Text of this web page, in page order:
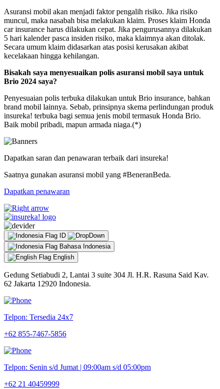
Asuransi mobil akan menjadi faktor pengalih risiko. Jika risiko
muncul, maka nasabah bisa melakukan klaim. Proses klaim Honda
car insurance harus dilakukan cepat. Jika pengurusannya dilakukan
5 hari kalender pasca insiden risiko, maka klaimnya akan ditolak.
Secara umum klaim didasarkan atas posisi kerusakan akibat
kecelakaan hingga kehilangan.
Bisakah saya menyesuaikan polis asuransi mobil saya untuk
Brio 2024 saya?
Penyesuaian polis terbuka dilakukan untuk Brio insurance, bahkan
brand mobil lainnya. Sebab, prinsipnya skema perlindungan produk
insureka! terbuka bagi semua jenis mobil termasuk Honda Brio.
Baik mobil pribadi, mapun armada niaga.(*)
Dapatkan saran dan penawaran terbaik dari insureka!
Saatnya gunakan asuransi mobil yang #BeneranBeda.
Dapatkan penawaran
ID
Bahasa Indonesia
English
Gedung Setiabudi 2, Lantai 3 suite 304 Jl. H.R. Rasuna Said Kav.
62 Jakarta 12920 Indonesia.
Telpon: Tersedia 24x7
+62 855-7467-5856
Telpon: Senin s/d Jumat | 09:00am s/d 05:00pm
+62 21 40459999